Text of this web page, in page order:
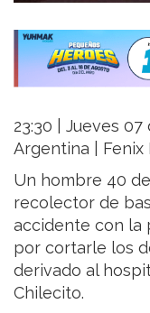
23:30 | Jueves
Argentina |
Un hombre 40
recolector de
accidente con la
por cortarle los
derivado al
Chilecito.